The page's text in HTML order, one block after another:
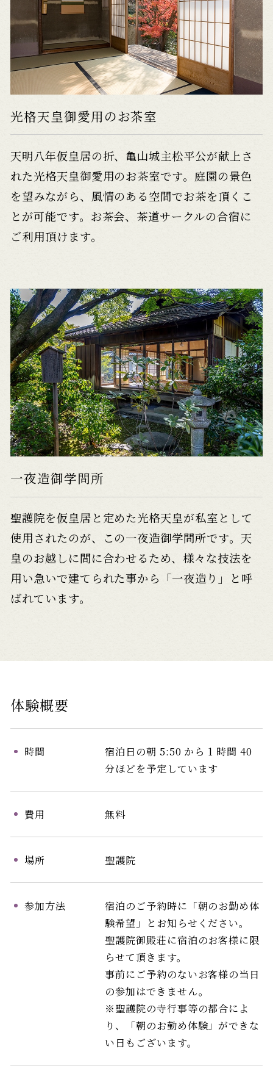
光格天皇御愛用のお茶室
天明八年仮皇居の折、亀山城主松平公が献上さ
れた光格天皇御愛用のお茶室です。庭園の景色
を望みながら、風情のある空間でお茶を頂くこ
とが可能です。お茶会、茶道サークルの合宿に
ご利用頂けます。
一夜造御学問所
聖護院を仮皇居と定めた光格天皇が私室として
使用されたのが、この一夜造御学問所です。天
皇のお越しに間に合わせるため、様々な技法を
用い急いで建てられた事から「一夜造り」と呼
ばれています。
体験概要
時間
宿泊日の朝 5:50 から 1 時間 40
分ほどを予定しています
費用 無料
場所 聖護院
参加方法
宿泊のご予約時に「朝のお勤め体
験希望」とお知らせください。
聖護院御殿荘に宿泊のお客様に限
らせて頂きます。
事前にご予約のないお客様の当日
の参加はできません。
※聖護院の寺行事等の都合によ
り、「朝のお勤め体験」ができな
い日もございます。